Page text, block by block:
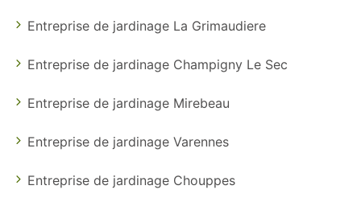
Entreprise de jardinage La Grimaudiere
Entreprise de jardinage Champigny Le Sec
Entreprise de jardinage Mirebeau
Entreprise de jardinage Varennes
Entreprise de jardinage Chouppes